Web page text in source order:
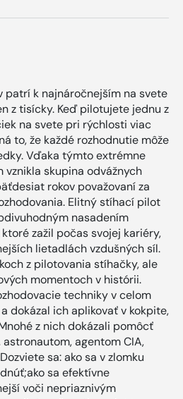
k najnáročnejším na svete
z tisícky. Keď pilotujete jednu z
na svete pri rýchlosti viac
to, že každé rozhodnutie môže
Vďaka týmto extrémne
skupina odvážnych
rokov považovaní za
Elitný stíhací pilot
nasadením
zažil počas svojej kariéry,
lietadlách vzdušných síl.
z pilotovania stíhačky, ale
momentoch v histórii.
techniky v celom
dokázal ich aplikovať v kokpite,
z nich dokázali pomôcť
agentom CIA,
sa: ako sa v zlomku
sa efektívne
voči nepriaznivým